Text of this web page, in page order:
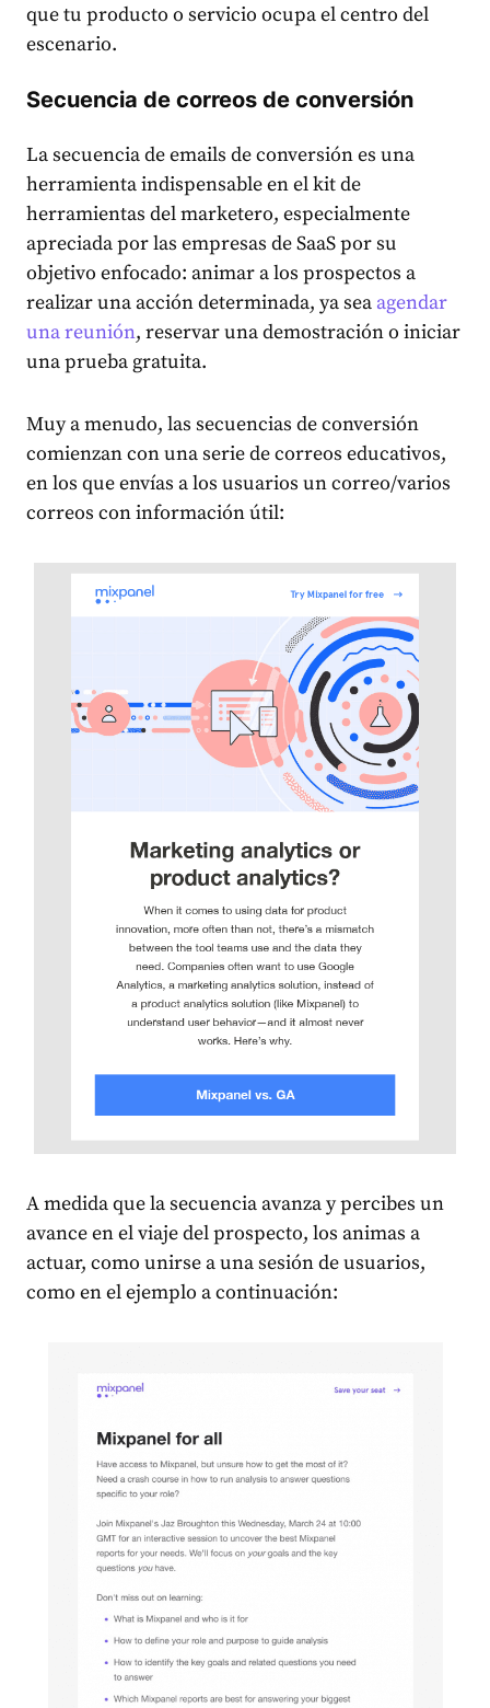
que tu producto o servicio ocupa el centro del
escenario.
Secuencia de correos de conversión
La secuencia de emails de conversión es una
herramienta indispensable en el kit de
herramientas del marketero, especialmente
apreciada por las empresas de SaaS por su
objetivo enfocado: animar a los prospectos a
realizar una acción determinada, ya sea agendar
una reunión, reservar una demostración o iniciar
una prueba gratuita.
Muy a menudo, las secuencias de conversión
comienzan con una serie de correos educativos,
en los que envías a los usuarios un correo/varios
correos con información útil:
A medida que la secuencia avanza y percibes un
avance en el viaje del prospecto, los animas a
actuar, como unirse a una sesión de usuarios,
como en el ejemplo a continuación: